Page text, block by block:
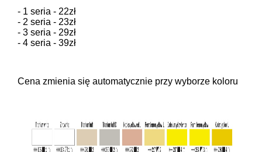
- 1 seria - 22zł
- 2 seria - 23zł
- 3 seria - 29zł
- 4 seria - 39zł
Cena zmienia się automatycznie przy wyborze koloru